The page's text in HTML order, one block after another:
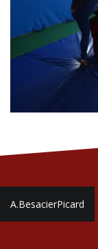
Navigation
de
A.BesacierPicard